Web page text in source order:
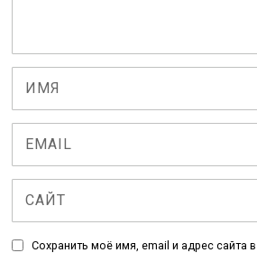
Сохранить моё имя, email и адрес сайта